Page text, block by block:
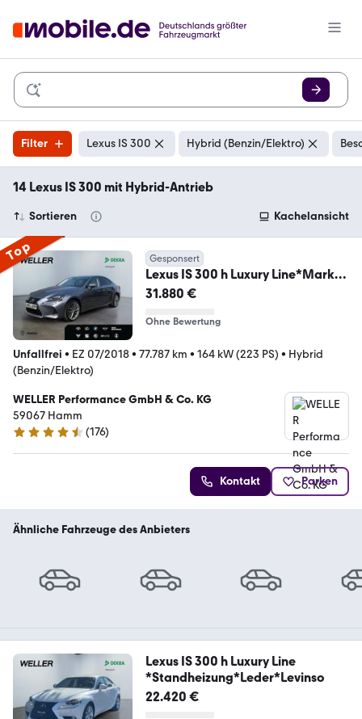
Filter Lexus IS 300 Hybrid (Benzin/Elektro)
14 Lexus IS 300 mit Hybrid-Antrieb
Sortieren Kachelansicht
Top Gesponsert
Lexus IS 300 h Luxury Line*Mark
Levinson*Schiebedach*K
31.880 €
Ohne Bewertung
Unfallfrei • EZ 07/2018• 77.787 km • 164 kW (223 PS) • Hybrid
(Benzin/Elektro)
WELLER Performance GmbH & Co. KG
59067 Hamm
4.6 Sterne
(176)
Kontakt Parken
Ähnliche Fahrzeuge des Anbieters
Lexus IS 300 h Luxury Line
*Standheizung*Leder*Levinso
22.420 €